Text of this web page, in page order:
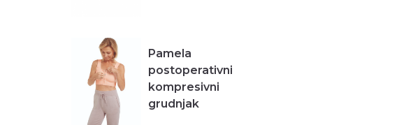
Pamela
postoperativni
kompresivni
grudnjak